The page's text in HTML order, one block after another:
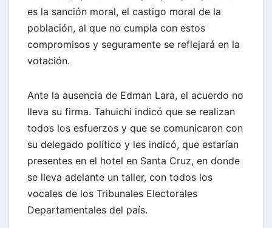
es la sanción moral, el castigo moral de la
población, al que no cumpla con estos
compromisos y seguramente se reflejará en la
votación.
Ante la ausencia de Edman Lara, el acuerdo no
lleva su firma. Tahuichi indicó que se realizan
todos los esfuerzos y que se comunicaron con
su delegado político y les indicó, que estarían
presentes en el hotel en Santa Cruz, en donde
se lleva adelante un taller, con todos los
vocales de los Tribunales Electorales
Departamentales del país.